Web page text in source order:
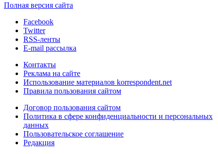
Полная версия сайта
Facebook
Twitter
RSS-ленты
E-mail рассылка
Контакты
Реклама на сайте
Использование материалов korrespondent.net
Правила пользования сайтом
Договор пользования сайтом
Политика в сфере конфиденциальности и персональных
данных
Пользовательское соглашение
Редакция